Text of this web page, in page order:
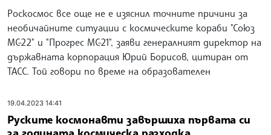
Роскосмос все още не е изяснил точните причини за
необичайните ситуации с космическите кораби "Союз
МС-22" и "Прогрес МС-21", заяви генералният директор на
държавната корпорация Юрий Борисов, цитиран от
ТАСС. Той говори по време на образователен
19.04.2023 14:41
Руските космонавти завършиха първата си